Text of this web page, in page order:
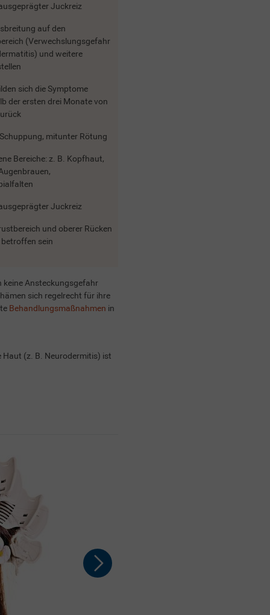
Juckreiz
auf den
(Verwechslungsgefahr
und weitere
sich die Symptome
der ersten drei Monate von
mitunter Rötung
Bereiche: z. B. Kopfhaut,
Juckreiz
und oberer Rücken
sein
keine Ansteckungsgefahr
sich regelrecht für ihre
Behandlungsmaßnahmen in
Haut (z. B. Neurodermitis) ist